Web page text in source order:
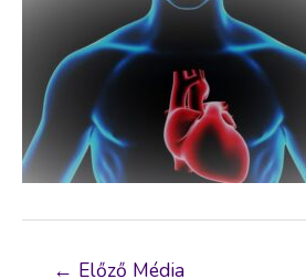
Bejegyzés
← Előző Média